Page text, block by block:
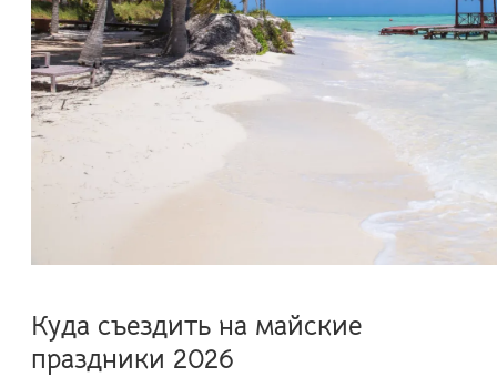
Куда съездить на майские
праздники 2026